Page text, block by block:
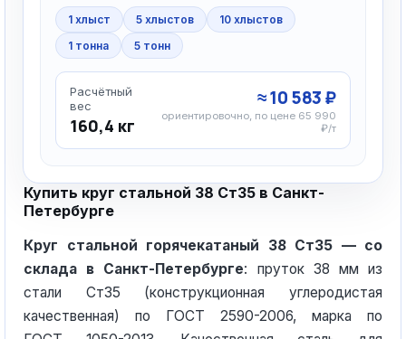
1 хлыст 5 хлыстов
10 хлыстов
1 тонна
5 тонн
Расчётный
вес
160,4 кг
≈ 10 583 ₽
ориентировочно, по цене 65 990
₽/т
Купить круг стальной 38 Ст35 в Санкт-
Петербурге
Круг стальной горячекатаный 38 Ст35 — со
склада в Санкт-Петербурге: пруток 38 мм из
стали Ст35 (конструкционная углеродистая
качественная) по ГОСТ 2590-2006, марка по